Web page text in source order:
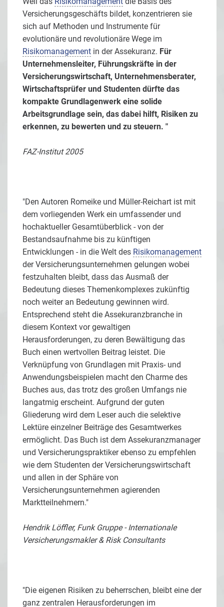
Versicherungsgeschäfts bildet, konzentrieren sie
sich auf Methoden und Instrumente für
evolutionäre und revolutionäre Wege im
Risikomanagement in der Assekuranz. Für
Unternehmensleiter, Führungskräfte in der
Versicherungswirtschaft, Unternehmensberater,
Wirtschaftsprüfer und Studenten dürfte das
kompakte Grundlagenwerk eine solide
Arbeitsgrundlage sein, das dabei hilft, Risiken zu
erkennen, zu bewerten und zu steuern. "
FAZ-Institut 2005
"Den Autoren Romeike und Müller-Reichart ist mit
dem vorliegenden Werk ein umfassender und
hochaktueller Gesamtüberblick - von der
Bestandsaufnahme bis zu künftigen
Entwicklungen - in die Welt des Risikomanagement
der Versicherungsunternehmen gelungen wobei
festzuhalten bleibt, dass das Ausmaß der
Bedeutung dieses Themenkomplexes zukünftig
noch weiter an Bedeutung gewinnen wird.
Entsprechend steht die Assekuranzbranche in
diesem Kontext vor gewaltigen
Herausforderungen, zu deren Bewältigung das
Buch einen wertvollen Beitrag leistet. Die
Verknüpfung von Grundlagen mit Praxis- und
Anwendungsbeispielen macht den Charme des
Buches aus, das trotz des großen Umfangs nie
langatmig erscheint. Aufgrund der guten
Gliederung wird dem Leser auch die selektive
Lektüre einzelner Beiträge des Gesamtwerkes
ermöglicht. Das Buch ist dem Assekuranzmanager
und Versicherungspraktiker ebenso zu empfehlen
wie dem Studenten der Versicherungswirtschaft
und allen in der Sphäre von
Versicherungsunternehmen agierenden
Marktteilnehmern."
Hendrik Löffler, Funk Gruppe - Internationale
Versicherungsmakler & Risk Consultants
"Die eigenen Risiken zu beherrschen, bleibt eine der
ganz zentralen Herausforderungen im